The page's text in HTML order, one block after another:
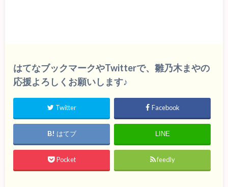
はてなブックマークやTwitterで、雛乃木まやの
応援よろしくお願いします♪
Twitter Facebook
はてブ LINE
Pocket feedly